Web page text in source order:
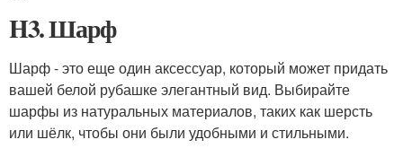
H3. Шарф
Шарф - это еще один аксессуар, который может придать
вашей белой рубашке элегантный вид. Выбирайте
шарфы из натуральных материалов, таких как шерсть
или шёлк, чтобы они были удобными и стильными.